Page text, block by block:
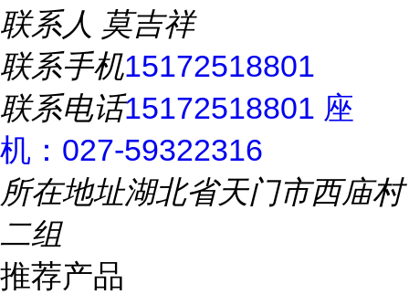
联系人 莫吉祥
联系手机15172518801
联系电话15172518801 座
机：027-59322316
所在地址湖北省天门市西庙村
二组
推荐产品